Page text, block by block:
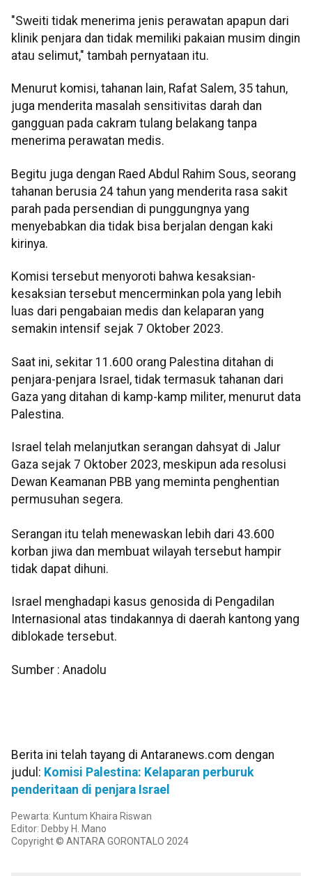
"Sweiti tidak menerima jenis perawatan apapun dari
klinik penjara dan tidak memiliki pakaian musim dingin
atau selimut," tambah pernyataan itu.
Menurut komisi, tahanan lain, Rafat Salem, 35 tahun,
juga menderita masalah sensitivitas darah dan
gangguan pada cakram tulang belakang tanpa
menerima perawatan medis.
Begitu juga dengan Raed Abdul Rahim Sous, seorang
tahanan berusia 24 tahun yang menderita rasa sakit
parah pada persendian di punggungnya yang
menyebabkan dia tidak bisa berjalan dengan kaki
kirinya.
Komisi tersebut menyoroti bahwa kesaksian-
kesaksian tersebut mencerminkan pola yang lebih
luas dari pengabaian medis dan kelaparan yang
semakin intensif sejak 7 Oktober 2023.
Saat ini, sekitar 11.600 orang Palestina ditahan di
penjara-penjara Israel, tidak termasuk tahanan dari
Gaza yang ditahan di kamp-kamp militer, menurut data
Palestina.
Israel telah melanjutkan serangan dahsyat di Jalur
Gaza sejak 7 Oktober 2023, meskipun ada resolusi
Dewan Keamanan PBB yang meminta penghentian
permusuhan segera.
Serangan itu telah menewaskan lebih dari 43.600
korban jiwa dan membuat wilayah tersebut hampir
tidak dapat dihuni.
Israel menghadapi kasus genosida di Pengadilan
Internasional atas tindakannya di daerah kantong yang
diblokade tersebut.
Sumber : Anadolu
Berita ini telah tayang di Antaranews.com dengan
judul: Komisi Palestina: Kelaparan perburuk
penderitaan di penjara Israel
Pewarta: Kuntum Khaira Riswan
Editor: Debby H. Mano
Copyright © ANTARA GORONTALO 2024